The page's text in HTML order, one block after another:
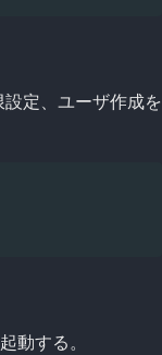
定、ユーザ作成を
動する。